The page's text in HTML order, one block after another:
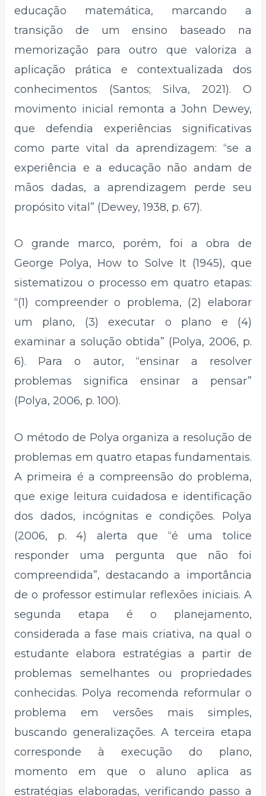
educação matemática, marcando a
transição de um ensino baseado na
memorização para outro que valoriza a
aplicação prática e contextualizada dos
conhecimentos (Santos; Silva, 2021). O
movimento inicial remonta a John Dewey,
que defendia experiências significativas
como parte vital da aprendizagem: “se a
experiência e a educação não andam de
mãos dadas, a aprendizagem perde seu
propósito vital” (Dewey, 1938, p. 67).
O grande marco, porém, foi a obra de
George Polya, How to Solve It (1945), que
sistematizou o processo em quatro etapas:
“(1) compreender o problema, (2) elaborar
um plano, (3) executar o plano e (4)
examinar a solução obtida” (Polya, 2006, p.
6). Para o autor, “ensinar a resolver
problemas significa ensinar a pensar”
(Polya, 2006, p. 100).
O método de Polya organiza a resolução de
problemas em quatro etapas fundamentais.
A primeira é a compreensão do problema,
que exige leitura cuidadosa e identificação
dos dados, incógnitas e condições. Polya
(2006, p. 4) alerta que “é uma tolice
responder uma pergunta que não foi
compreendida”, destacando a importância
de o professor estimular reflexões iniciais. A
segunda etapa é o planejamento,
considerada a fase mais criativa, na qual o
estudante elabora estratégias a partir de
problemas semelhantes ou propriedades
conhecidas. Polya recomenda reformular o
problema em versões mais simples,
buscando generalizações. A terceira etapa
corresponde à execução do plano,
momento em que o aluno aplica as
estratégias elaboradas, verificando passo a